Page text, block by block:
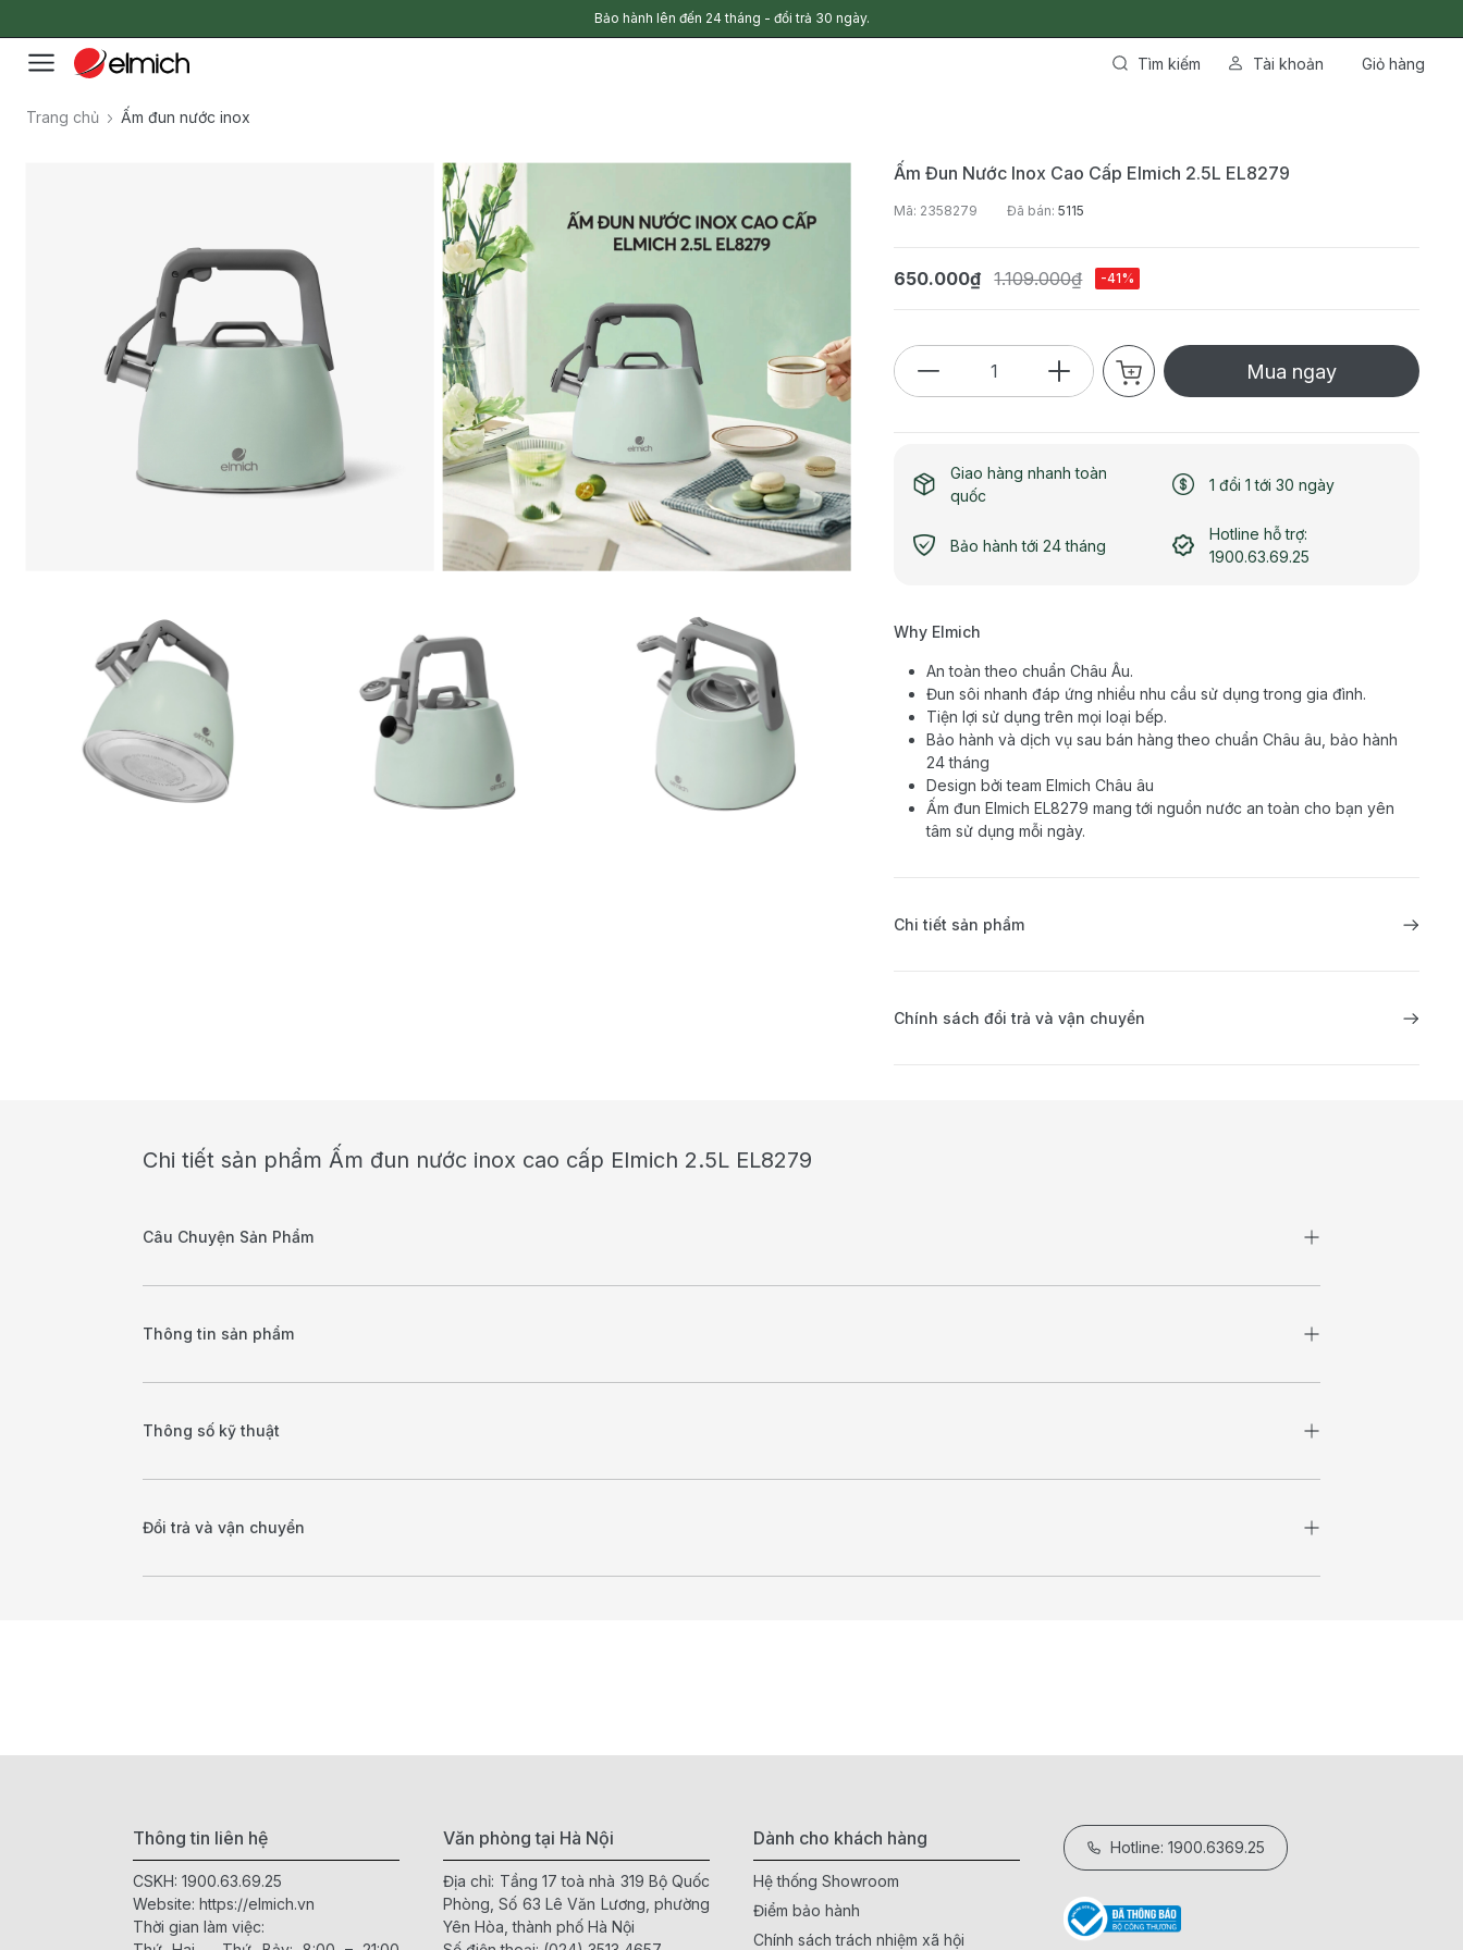
Bảo hành lên đến 24 tháng - đổi trả 30 ngày.
Tìm kiếm Tài khoản Giỏ hàng
Trang chủ Ấm đun nước inox
Ấm Đun Nước Inox Cao Cấp Elmich 2.5L EL8279
Mã: 2358279 Đã bán:5115
650.000₫ 1.109.000₫ -41%
Mua ngay
Giao hàng nhanh toàn
quốc
1 đổi 1 tới 30 ngày
Bảo hành tới 24 tháng
Hotline hỗ trợ:
1900.63.69.25
Why Elmich
An toàn theo chuẩn Châu Âu.
Đun sôi nhanh đáp ứng nhiều nhu cầu sử dụng trong gia đình.
Tiện lợi sử dụng trên mọi loại bếp.
Bảo hành và dịch vụ sau bán hàng theo chuẩn Châu âu, bảo hành
24 tháng
Design bởi team Elmich Châu âu
Ấm đun Elmich EL8279 mang tới nguồn nước an toàn cho bạn yên
tâm sử dụng mỗi ngày.
Chi tiết sản phẩm
Chính sách đổi trả và vận chuyển
Chi tiết sản phẩm Ấm đun nước inox cao cấp Elmich 2.5L EL8279
Câu Chuyện Sản Phẩm
Thông tin sản phẩm
Thông số kỹ thuật
Đổi trả và vận chuyển
Thông tin liên hệ
CSKH: 1900.63.69.25
Website: https://elmich.vn
Thời gian làm việc:
Văn phòng tại Hà Nội
Địa chỉ: Tầng 17 toà nhà 319 Bộ Quốc
Phòng, Số 63 Lê Văn Lương, phường
Yên Hòa, thành phố Hà Nội
Dành cho khách hàng
Hệ thống Showroom
Điểm bảo hành
Chính sách trách nhiệm xã hội
Hotline: 1900.6369.25